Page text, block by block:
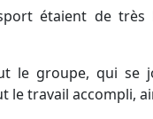
étaient de très
le groupe, qui
le travail accompli,